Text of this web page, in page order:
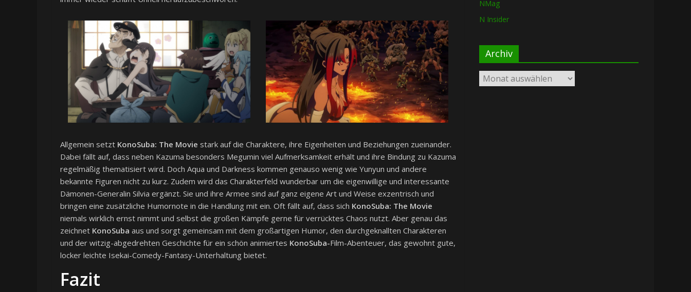
Allgemein setzt KonoSuba: The Movie stark auf die Charaktere, ihre Eigenheiten und Beziehungen zueinander.
Dabei fällt auf, dass neben Kazuma besonders Megumin viel Aufmerksamkeit erhält und ihre Bindung zu Kazuma
regelmäßig thematisiert wird. Doch Aqua und Darkness kommen genauso wenig wie Yunyun und andere
bekannte Figuren nicht zu kurz. Zudem wird das Charakterfeld wunderbar um die eigenwillige und interessante
Dämonen-Generalin Silvia ergänzt. Sie und ihre Armee sind auf ganz eigene Art und Weise exzentrisch und
bringen eine zusätzliche Humornote in die Handlung mit ein. Oft fällt auf, dass sich KonoSuba: The Movie
niemals wirklich ernst nimmt und selbst die großen Kämpfe gerne für verrücktes Chaos nutzt. Aber genau das
zeichnet KonoSuba aus und sorgt gemeinsam mit dem großartigen Humor, den durchgeknallten Charakteren
und der witzig-abgedrehten Geschichte für ein schön animiertes KonoSuba-Film-Abenteuer, das gewohnt gute,
locker leichte Isekai-Comedy-Fantasy-Unterhaltung bietet.
Fazit
NMag
N Insider
Archiv
Archiv